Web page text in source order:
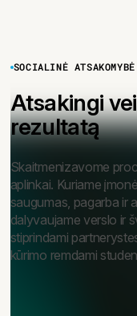
SOCIALINĖ
Atsakingi
rezultatą
Skaitmenizavome
aplinkai. Kuriame
saugumas, pagarba ir
dalyvaujame verslo ir
stiprindami
kūrimo remdami